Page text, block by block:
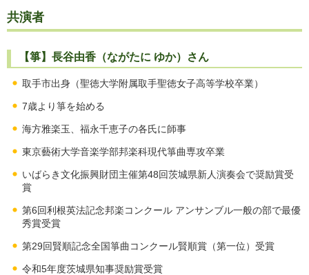
共演者
【箏】長谷由香（ながたに ゆか）さん
取手市出身（聖徳大学附属取手聖徳女子高等学校卒業）
7歳より箏を始める
海方雅楽玉、福永千恵子の各氏に師事
東京藝術大学音楽学部邦楽科現代箏曲専攻卒業
いばらき文化振興財団主催第48回茨城県新人演奏会で奨励賞受
賞
第6回利根英法記念邦楽コンクール アンサンブル一般の部で最優
秀賞受賞
第29回賢順記念全国箏曲コンクール賢順賞（第一位）受賞
令和5年度茨城県知事奨励賞受賞